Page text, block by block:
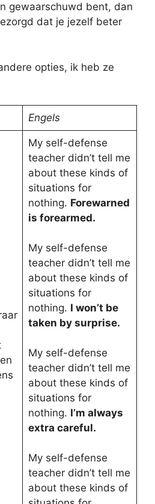
gewaarschuwd bent, dan
dat je jezelf beter
opties, ik heb ze
Engels
My self-defense
teacher didn’t tell me
about these kinds of
situations for
nothing. Forewarned
is forearmed.
My self-defense
teacher didn’t tell me
about these kinds of
situations for
nothing. I won’t be
taken by surprise.
My self-defense
teacher didn’t tell me
about these kinds of
situations for
nothing. I’m always
extra careful.
My self-defense
teacher didn’t tell me
about these kinds of